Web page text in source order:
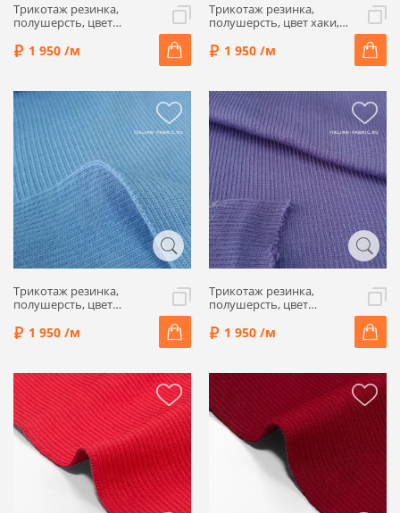
Трикотаж резинка,
полушерсть, цвет
1 950 /м
Трикотаж резинка,
полушерсть, цвет хаки,
1 950 /м
Трикотаж резинка,
полушерсть, цвет
1 950 /м
Трикотаж резинка,
полушерсть, цвет
1 950 /м